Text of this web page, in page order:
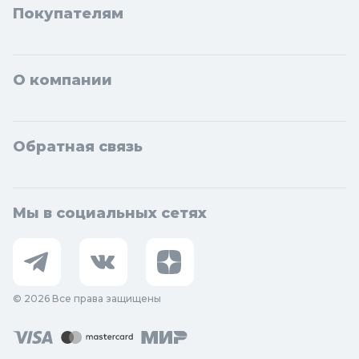
Покупателям
О компании
Обратная связь
Мы в социальных сетях
© 2026 Все права защищены